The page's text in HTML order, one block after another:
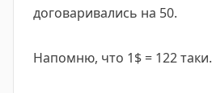
договаривались на 50.
Напомню, что 1$ = 122 таки.